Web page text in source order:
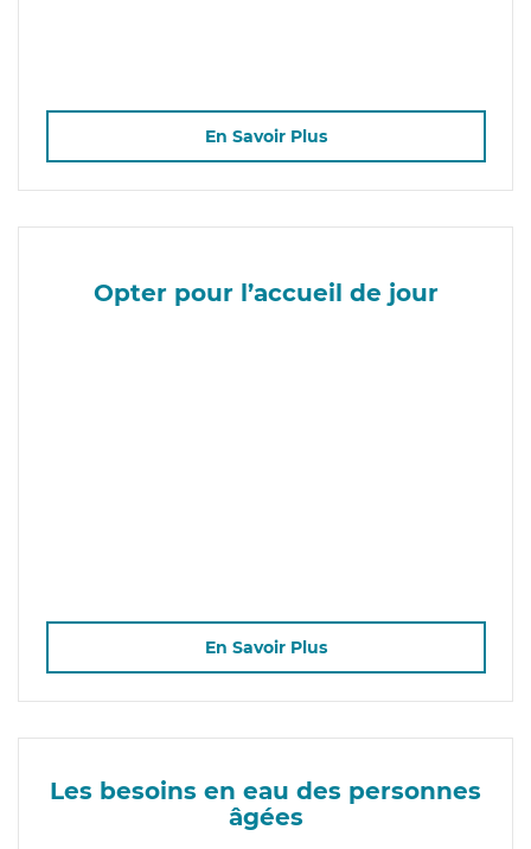
En Savoir Plus
Opter pour l’accueil de jour
En Savoir Plus
Les besoins en eau des personnes
âgées